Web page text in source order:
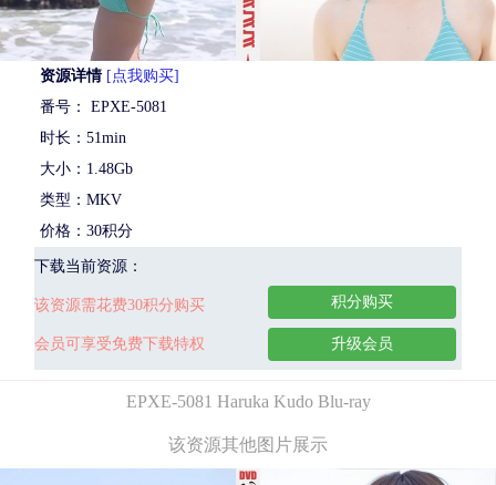
资源详情 [点我购买]
番号： EPXE-5081
时长：51min
大小：1.48Gb
类型：MKV
价格：30积分
下载当前资源：
该资源需花费30积分购买
会员可享受免费下载特权
积分购买
升级会员
EPXE-5081 Haruka Kudo Blu-ray
该资源其他图片展示